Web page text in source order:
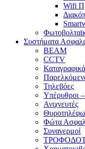
Wifi
Συστήματα
BEAM
CCTV
Τηλεβόες
Υπέρυθροι
Ανιχνευτές
Φώτα
Συναγερμοί